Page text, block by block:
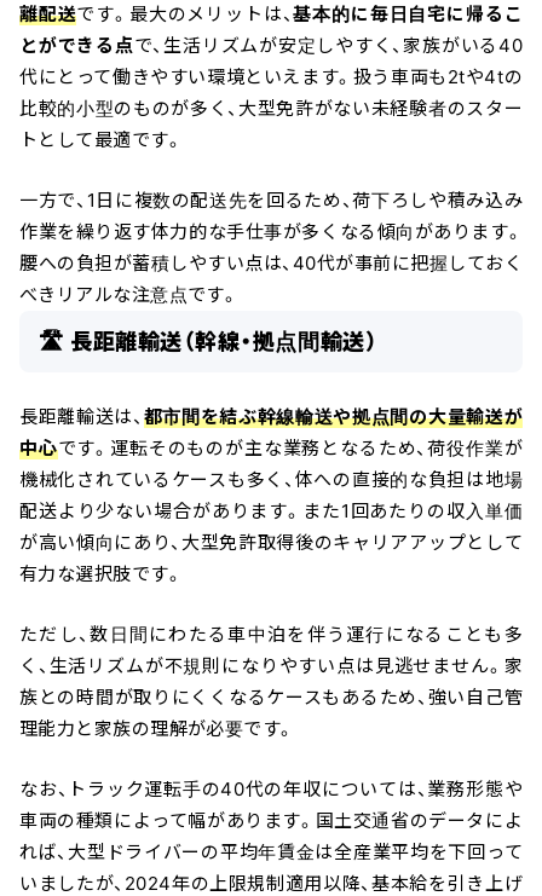
離配送です。最大のメリットは、基本的に毎日自宅に帰るこ
とができる点で、生活リズムが安定しやすく、家族がいる40
代にとって働きやすい環境といえます。扱う車両も2tや4tの
比較的小型のものが多く、大型免許がない未経験者のスター
トとして最適です。
一方で、1日に複数の配送先を回るため、荷下ろしや積み込み
作業を繰り返す体力的な手仕事が多くなる傾向があります。
腰への負担が蓄積しやすい点は、40代が事前に把握しておく
べきリアルな注意点です。
🛣️ 長距離輸送（幹線・拠点間輸送）
長距離輸送は、 都市間を結ぶ幹線輸送や拠点間の大量輸送が
中心です。運転そのものが主な業務となるため、荷役作業が
機械化されているケースも多く、体への直接的な負担は地場
配送より少ない場合があります。また1回あたりの収入単価
が高い傾向にあり、大型免許取得後のキャリアアップとして
有力な選択肢です。
ただし、数日間にわたる車中泊を伴う運行になることも多
く、生活リズムが不規則になりやすい点は見逃せません。家
族との時間が取りにくくなるケースもあるため、強い自己管
理能力と家族の理解が必要です。
なお、トラック運転手の40代の年収については、業務形態や
車両の種類によって幅があります。国土交通省のデータによ
れば、大型ドライバーの平均年賃金は全産業平均を下回って
いましたが、2024年の上限規制適用以降、基本給を引き上げ